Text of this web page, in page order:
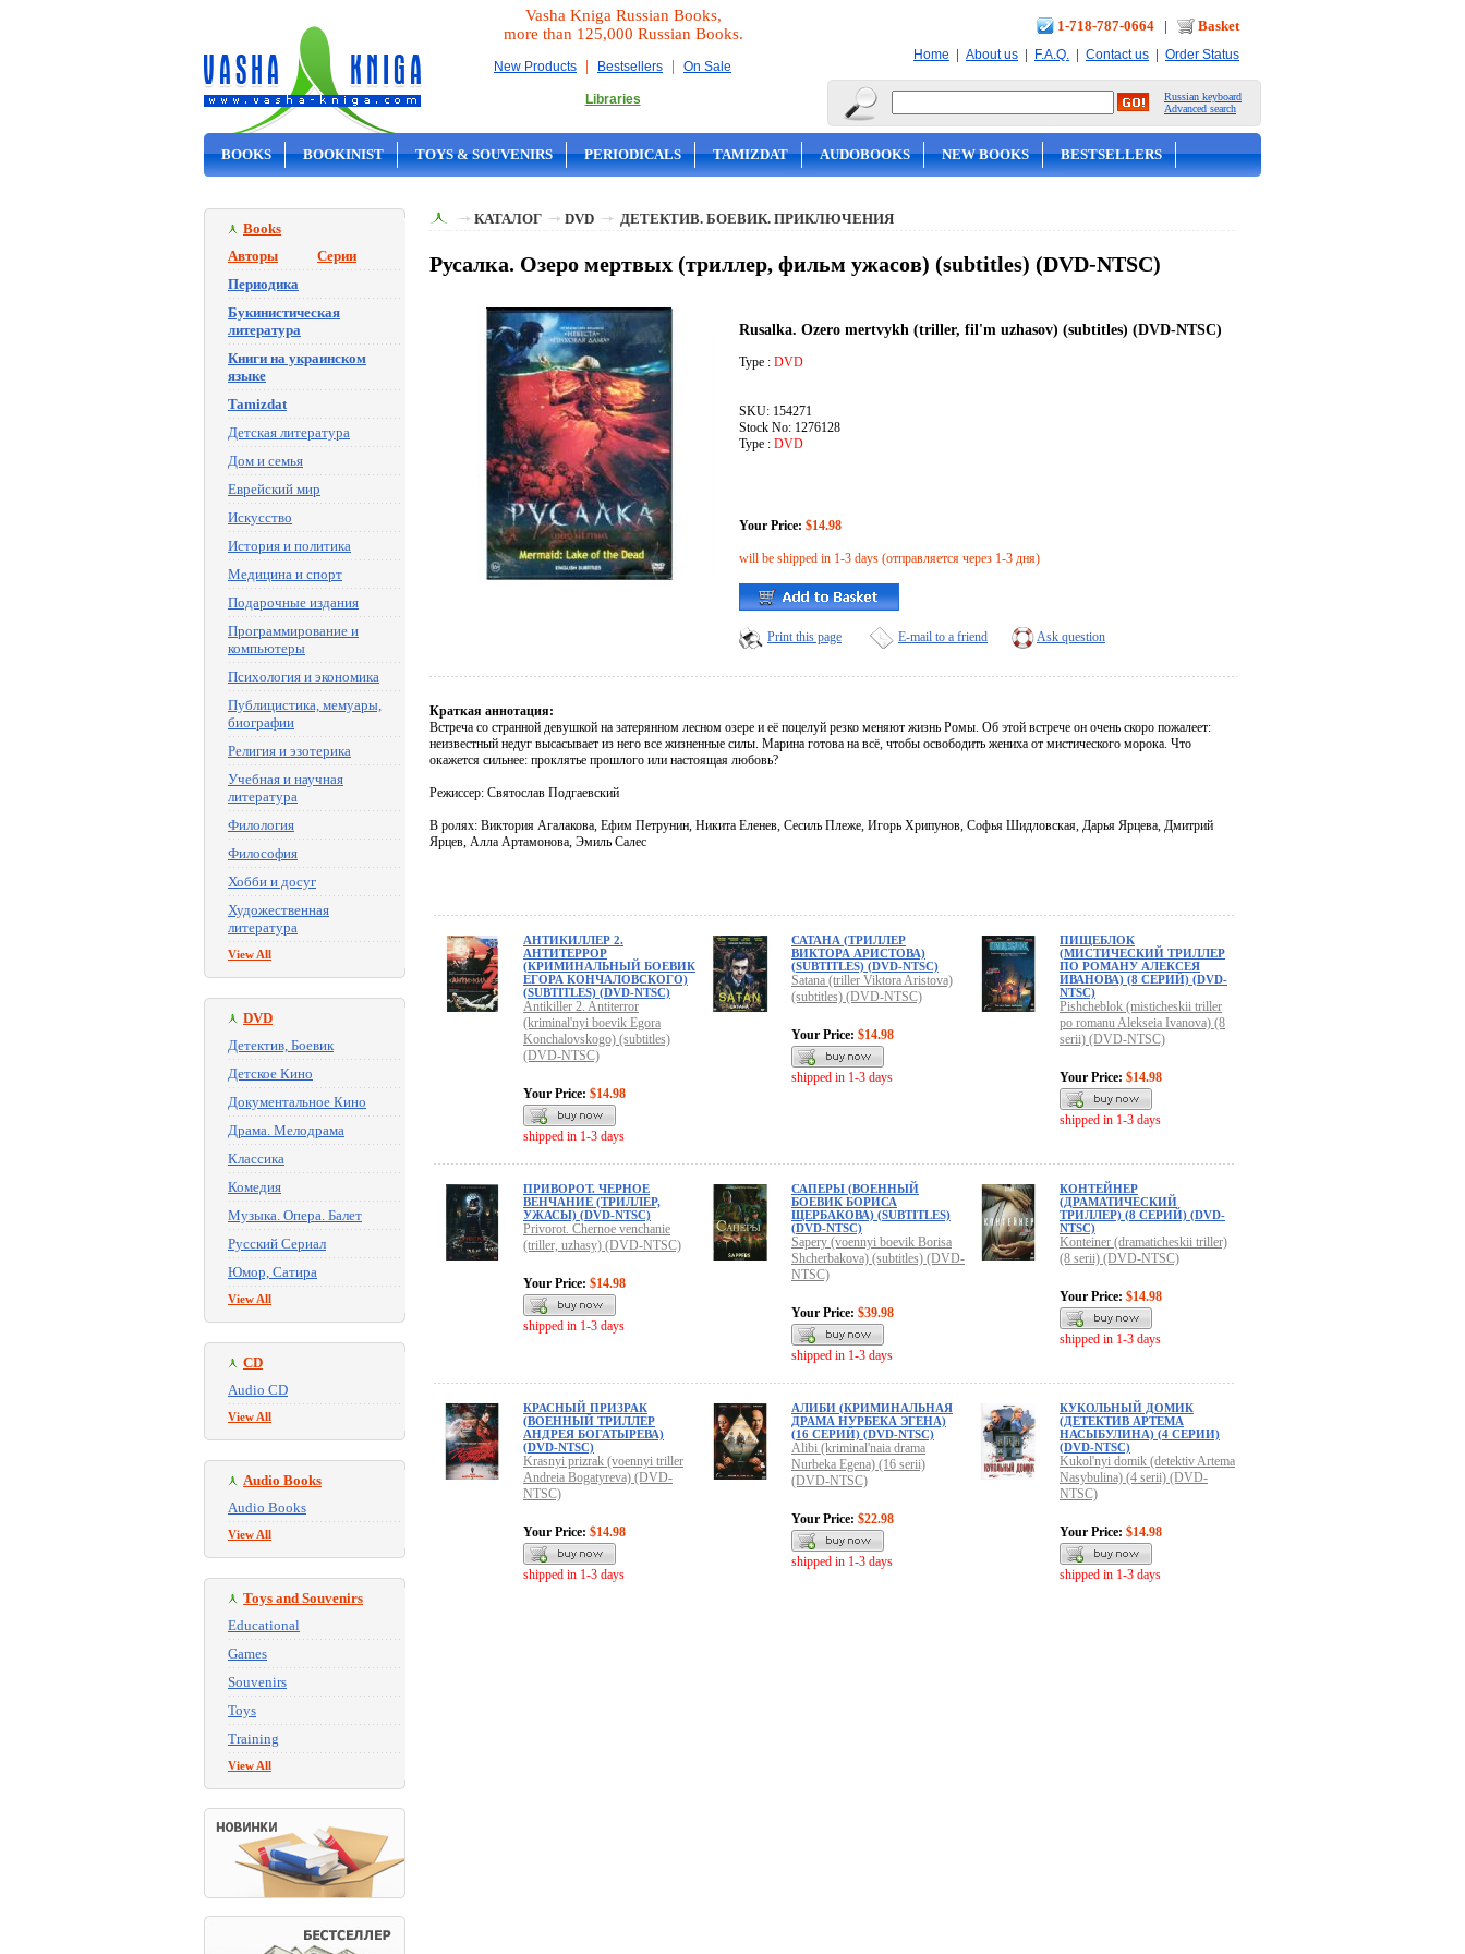
Vasha Kniga Russian Books,
more than 125,000 Russian Books.
New Products | Bestsellers | On Sale
Libraries
1-718-787-0664 | Basket
Home | About us | F.A.Q. | Contact us | Order Status
Russian keyboard
Advanced search
BOOKS BOOKINIST TOYS & SOUVENIRS PERIODICALS TAMIZDAT AUDOBOOKS NEW BOOKS BESTSELLERS
Books
Авторы
Серии
Периодика
Букинистическая
литература
Книги на украинском
языке
Tamizdat
Детская литература
Дом и семья
Еврейский мир
Искусство
История и политика
Медицина и спорт
Подарочные издания
Программирование и
компьютеры
Психология и экономика
Публицистика, мемуары,
биографии
Религия и эзотерика
Учебная и научная
литература
Филология
Философия
Хобби и досуг
Художественная
литература
View All
DVD
Детектив, Боевик
Детское Кино
Документальное Кино
Драма. Мелодрама
Классика
Комедия
Музыка. Опера. Балет
Русский Сериал
Юмор, Сатира
View All
CD
Audio CD
View All
Audio Books
Audio Books
View All
Toys and Souvenirs
Educational
Games
Souvenirs
Toys
Training
View All
КАТАЛОГ DVD ДЕТЕКТИВ. БОЕВИК. ПРИКЛЮЧЕНИЯ
Русалка. Озеро мертвых (триллер, фильм ужасов) (subtitles) (DVD-NTSC)
Rusalka. Ozero mertvykh (triller, fil'm uzhasov) (subtitles) (DVD-NTSC)
Type : DVD
SKU: 154271
Stock No: 1276128
Type : DVD
Your Price: $14.98
will be shipped in 1-3 days (отправляется через 1-3 дня)
Print this page E-mail to a friend Ask question
Краткая аннотация:
Встреча со странной девушкой на затерянном лесном озере и её поцелуй резко меняют жизнь Ромы. Об этой встрече он очень скоро пожалеет:
неизвестный недуг высасывает из него все жизненные силы. Марина готова на всё, чтобы освободить жениха от мистического морока. Что
окажется сильнее: проклятье прошлого или настоящая любовь?
Режиссер: Святослав Подгаевский
В ролях: Виктория Агалакова, Ефим Петрунин, Никита Еленев, Сесиль Плеже, Игорь Хрипунов, Софья Шидловская, Дарья Ярцева, Дмитрий
Ярцев, Алла Артамонова, Эмиль Салес
АНТИКИЛЛЕР 2.
АНТИТЕРРОР
(КРИМИНАЛЬНЫЙ БОЕВИК
ЕГОРА КОНЧАЛОВСКОГО)
(SUBTITLES) (DVD-NTSC)
Antikiller 2. Antiterror
(kriminal'nyi boevik Egora
Konchalovskogo) (subtitles)
(DVD-NTSC)
Your Price: $14.98
shipped in 1-3 days
САТАНА (ТРИЛЛЕР
ВИКТОРА АРИСТОВА)
(SUBTITLES) (DVD-NTSC)
Satana (triller Viktora Aristova)
(subtitles) (DVD-NTSC)
Your Price: $14.98
shipped in 1-3 days
ПИЩЕБЛОК
(МИСТИЧЕСКИЙ ТРИЛЛЕР
ПО РОМАНУ АЛЕКСЕЯ
ИВАНОВА) (8 СЕРИЙ) (DVD-
NTSC)
Pishcheblok (misticheskii triller
po romanu Alekseia Ivanova) (8
serii) (DVD-NTSC)
Your Price: $14.98
shipped in 1-3 days
ПРИВОРОТ. ЧЕРНОЕ
ВЕНЧАНИЕ (ТРИЛЛЕР,
УЖАСЫ) (DVD-NTSC)
Privorot. Chernoe venchanie
(triller, uzhasy) (DVD-NTSC)
Your Price: $14.98
shipped in 1-3 days
САПЕРЫ (ВОЕННЫЙ
БОЕВИК БОРИСА
ЩЕРБАКОВА) (SUBTITLES)
(DVD-NTSC)
Sapery (voennyi boevik Borisa
Shcherbakova) (subtitles) (DVD-
NTSC)
Your Price: $39.98
shipped in 1-3 days
КОНТЕЙНЕР
(ДРАМАТИЧЕСКИЙ
ТРИЛЛЕР) (8 СЕРИЙ) (DVD-
NTSC)
Konteiner (dramaticheskii triller)
(8 serii) (DVD-NTSC)
Your Price: $14.98
shipped in 1-3 days
КРАСНЫЙ ПРИЗРАК
(ВОЕННЫЙ ТРИЛЛЕР
АНДРЕЯ БОГАТЫРЕВА)
(DVD-NTSC)
Krasnyi prizrak (voennyi triller
Andreia Bogatyreva) (DVD-
NTSC)
Your Price: $14.98
shipped in 1-3 days
АЛИБИ (КРИМИНАЛЬНАЯ
ДРАМА НУРБЕКА ЭГЕНА)
(16 СЕРИЙ) (DVD-NTSC)
Alibi (kriminal'naia drama
Nurbeka Egena) (16 serii)
(DVD-NTSC)
Your Price: $22.98
shipped in 1-3 days
КУКОЛЬНЫЙ ДОМИК
(ДЕТЕКТИВ АРТЕМА
НАСЫБУЛИНА) (4 СЕРИИ)
(DVD-NTSC)
Kukol'nyi domik (detektiv Artema
Nasybulina) (4 serii) (DVD-
NTSC)
Your Price: $14.98
shipped in 1-3 days